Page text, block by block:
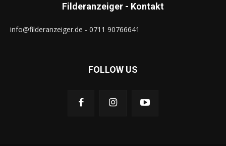
Filderanzeiger - Kontakt
info@filderanzeiger.de - 0711 90766641
FOLLOW US